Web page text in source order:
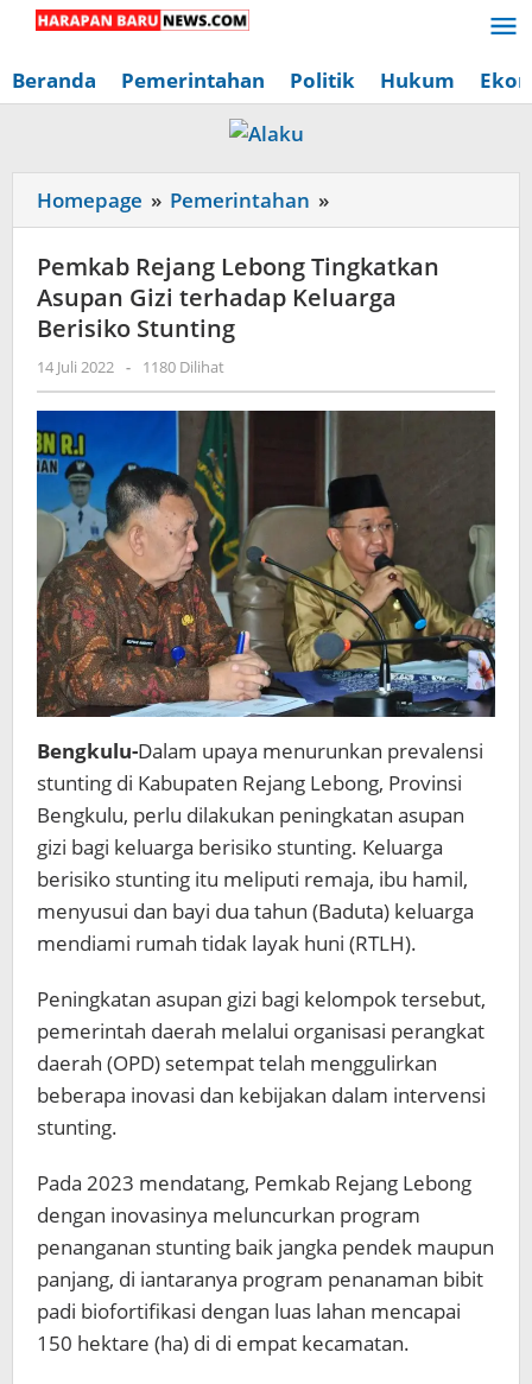
Lewati
konten
Beranda Pemerintahan Politik Hukum
Homepage » Pemerintahan »
Rejang
Lebong
Tingkatkan
Asupan
Keluarga
Pemkab Rejang Lebong Tingkatkan
Asupan Gizi terhadap Keluarga
Berisiko Stunting
14 Juli 2022 oleh
Redaksi
Harapan
News
- 1180 Dilihat
Bengkulu-Dalam upaya menurunkan prevalensi
stunting di Kabupaten Rejang Lebong, Provinsi
Bengkulu, perlu dilakukan peningkatan asupan
gizi bagi keluarga berisiko stunting. Keluarga
berisiko stunting itu meliputi remaja, ibu hamil,
menyusui dan bayi dua tahun (Baduta) keluarga
mendiami rumah tidak layak huni (RTLH).
Peningkatan asupan gizi bagi kelompok tersebut,
pemerintah daerah melalui organisasi perangkat
daerah (OPD) setempat telah menggulirkan
beberapa inovasi dan kebijakan dalam intervensi
stunting.
Pada 2023 mendatang, Pemkab Rejang Lebong
dengan inovasinya meluncurkan program
penanganan stunting baik jangka pendek maupun
panjang, di iantaranya program penanaman bibit
padi biofortifikasi dengan luas lahan mencapai
150 hektare (ha) di di empat kecamatan.